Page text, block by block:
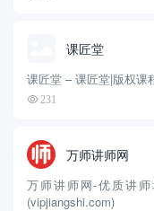
课匠堂
课匠堂 – 课匠堂|版权课
231
万师讲师网
万师讲师网-优质讲
(vipjiangshi.com)